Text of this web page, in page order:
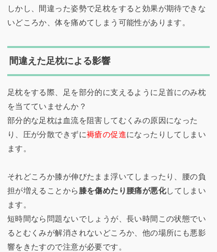
しかし、間違った姿勢で足枕をすると効果が期待できな
いどころか、体を痛めてしまう可能性があります。
間違えた足枕による影響
足枕をする際、足を部分的に支えるように足首にのみ枕
を当てていませんか？
部分的な足枕は血流を阻害してむくみの原因になった
り、圧が分散できずに褥瘡の促進になったりしてしまい
ます。
それどころか膝が伸びたまま浮いてしまったり、腰の負
担が増えることから 膝を傷めたり腰痛が悪化してしまい
ます。
短時間なら問題ないでしょうが、長い時間この状態でい
るとむくみが解消されないどころか、他の場所にも悪影
響をきたすので注意が必要です。